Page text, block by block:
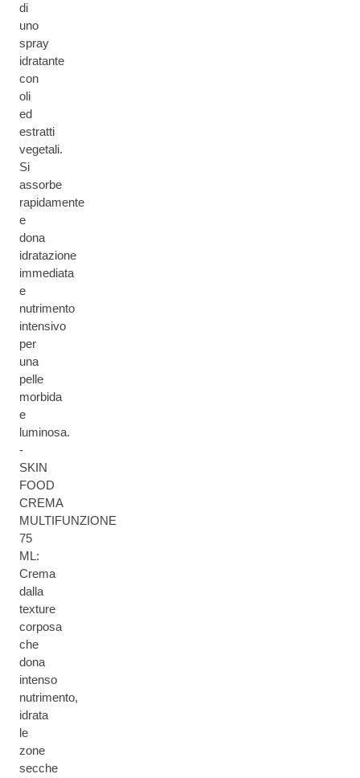
di
uno
spray
idratante
con
oli
ed
estratti
vegetali.
Si
assorbe
rapidamente
e
dona
idratazione
immediata
e
nutrimento
intensivo
per
una
pelle
morbida
e
luminosa.
-
SKIN
FOOD
CREMA
MULTIFUNZIONE
75
ML:
Crema
dalla
texture
corposa
che
dona
intenso
nutrimento,
idrata
le
zone
secche